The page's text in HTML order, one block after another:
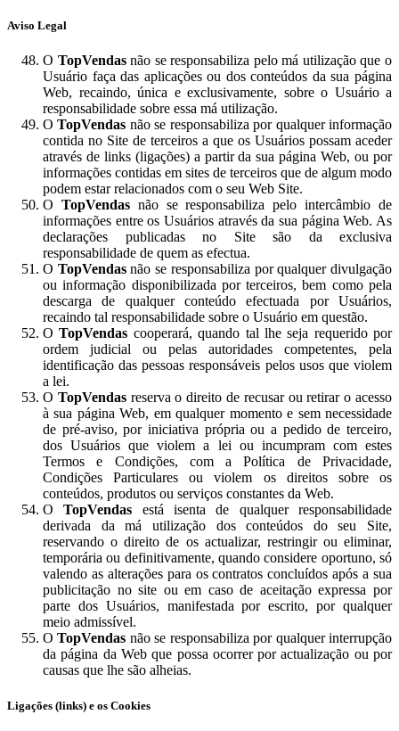
Aviso Legal
O TopVendasnão se responsabiliza pelo má utilização que o
Usuário faça das aplicações ou dos conteúdos da sua página
Web, recaindo, única e exclusivamente, sobre o Usuário a
responsabilidade sobre essa má utilização.
OTopVendas não se responsabiliza por qualquer informação
contida no Site de terceiros a que os Usuários possam aceder
através de links (ligações) a partir da sua página Web, ou por
informações contidas em sites de terceiros que de algum modo
podem estar relacionados com o seu Web Site.
O TopVendasnão se responsabiliza pelo intercâmbio de
informações entre os Usuários através da sua página Web. As
declarações publicadas no Site são da exclusiva
responsabilidade de quem as efectua.
O TopVendasnão se responsabiliza por qualquer divulgação
ou informação disponibilizada por terceiros, bem como pela
descarga de qualquer conteúdo efectuada por Usuários,
recaindo tal responsabilidade sobre o Usuário em questão.
OTopVendas cooperará, quando tal lhe seja requerido por
ordem judicial ou pelas autoridades competentes, pela
identificação das pessoas responsáveis pelos usos que violem
a lei.
O TopVendasreserva o direito de recusar ou retirar o acesso
à sua página Web, em qualquer momento e sem necessidade
de pré-aviso, por iniciativa própria ou a pedido de terceiro,
dos Usuários que violem a lei ou incumpram com estes
Termos e Condições, com a Política de Privacidade,
Condições Particulares ou violem os direitos sobre os
conteúdos, produtos ou serviços constantes da Web.
OTopVendas está isenta de qualquer responsabilidade
derivada da má utilização dos conteúdos do seu Site,
reservando o direito de os actualizar, restringir ou eliminar,
temporária ou definitivamente, quando considere oportuno, só
valendo as alterações para os contratos concluídos após a sua
publicitação no site ou em caso de aceitação expressa por
parte dos Usuários, manifestada por escrito, por qualquer
meio admissível.
OTopVendas não se responsabiliza por qualquer interrupção
da página da Web que possa ocorrer por actualização ou por
causas que lhe são alheias.
Ligações (links) e os Cookies